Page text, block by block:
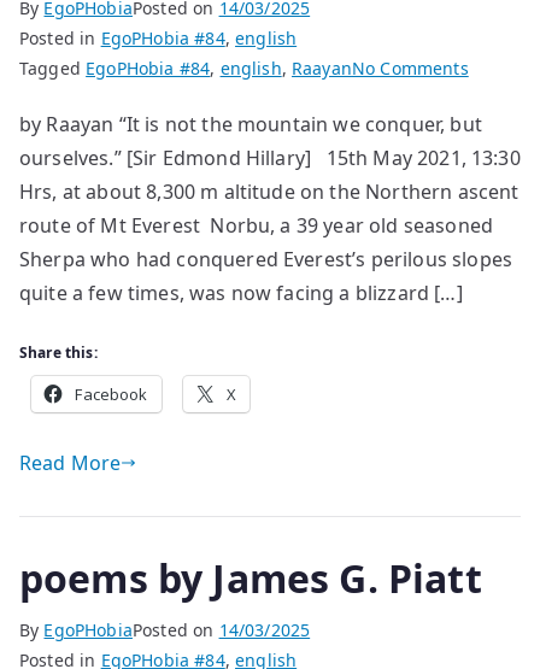
By EgoPHobiaPosted on 14/03/2025
Posted in EgoPHobia #84,english
Tagged EgoPHobia #84, english, RaayanNo Commentson
Legend
of
Yellow
Boots
by Raayan “It is not the mountain we conquer, but
ourselves.” [Sir Edmond Hillary] 15th May 2021, 13:30
Hrs, at about 8,300 m altitude on the Northern ascent
route of Mt Everest Norbu, a 39 year old seasoned
Sherpa who had conquered Everest’s perilous slopes
quite a few times, was now facing a blizzard […]
Share this:
Facebook X
Read More
poems by James G. Piatt
By EgoPHobiaPosted on 14/03/2025
Posted in EgoPHobia #84,english